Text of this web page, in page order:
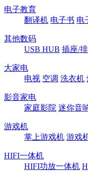
电子教育
翻译机 电子书 电
其他数码
USB HUB 插座/
大家电
电视 空调 洗衣机
影音家电
家庭影院 迷你音
游戏机
掌上游戏机 游戏
HIFI一体机
HIFI功放一体机